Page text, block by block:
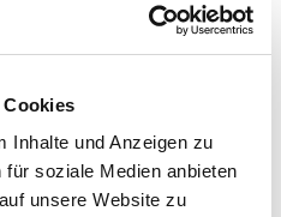
Cookies
Inhalte und Anzeigen zu
soziale Medien anbieten
unsere Website zu
für eine detailreiche
Größe, ideal für
batteriebetrieben